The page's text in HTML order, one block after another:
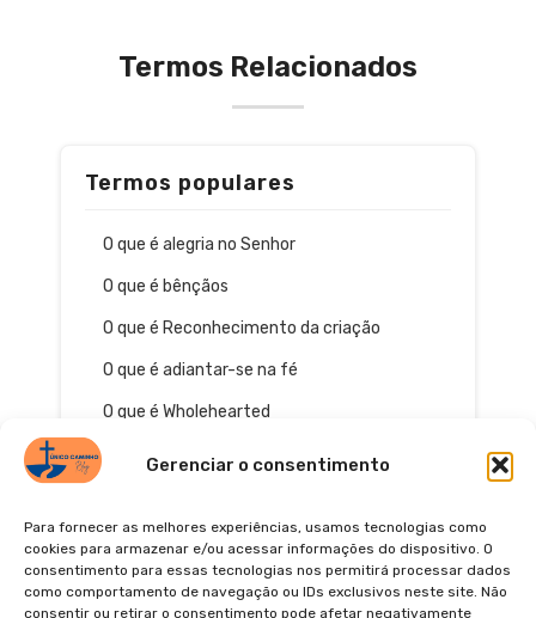
Gerenciar o consentimento
Para fornecer as melhores experiências, usamos tecnologias como
cookies para armazenar e/ou acessar informações do dispositivo. O
consentimento para essas tecnologias nos permitirá processar dados
como comportamento de navegação ou IDs exclusivos neste site. Não
consentir ou retirar o consentimento pode afetar negativamente
Termos Relacionados
Termos populares
O que é alegria no Senhor
O que é bênçãos
O que é Reconhecimento da criação
O que é adiantar-se na fé
O que é Wholehearted